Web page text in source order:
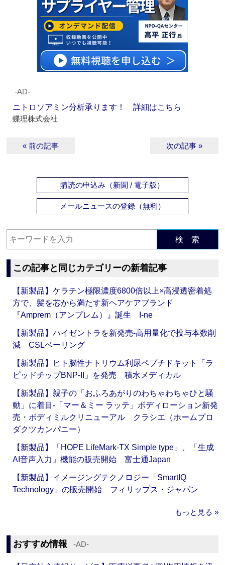
‐AD‐
ニトロソアミン分析承ります！ 詳細はこちら
蝶理株式会社
« 前の記事 次の記事 »
購読の申込み（新聞 / 電子版）
メールニュースの登録（無料）
検 索
この記事と同じカテゴリーの新着記事
【新製品】ケラチン極限濃度6800倍以上×高浸透密着処
方で、髪を芯から満たす新ヘアケアブランド
『Amprem（アンプレム）』誕生 I-ne
【新製品】ハイゼントラを新発売‐高用量化で投与本数削
減 CSLベーリング
【新製品】ヒト脳性ナトリウム利尿ペプチドキット「ラ
ピッドチップBNP-II」を発売 積水メディカル
【新製品】親子の「おふろあがりのわちゃわちゃひと騒
動」に着目‐「マー＆ミー ラッテ」ボディローション新発
売・ボディミルクリニューアル クラシエ（ホームプロ
ダクツカンパニー）
【新製品】「HOPE LifeMark-TX Simple type」、「生成
AI音声入力」機能の販売開始 富士通Japan
【新製品】イメージングテクノロジー「SmartIQ
Technology」の販売開始 フィリップス・ジャパン
もっと見る »
おすすめ情報 ‐AD‐